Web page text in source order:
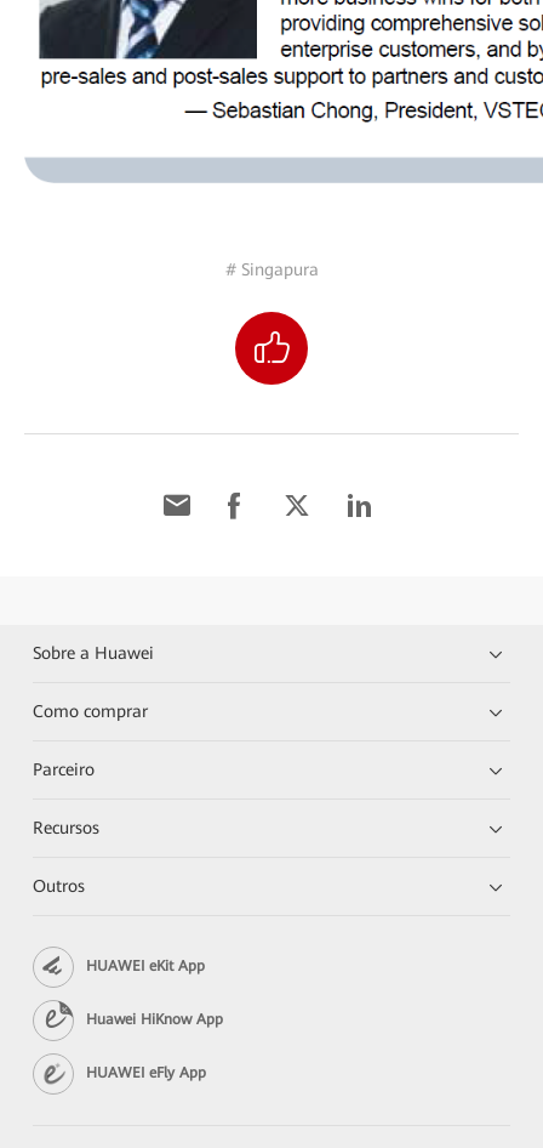
# Singapura
Sobre a Huawei
Como comprar
Parceiro
Recursos
Outros
HUAWEI eKit App
Huawei HiKnow App
HUAWEI eFly App